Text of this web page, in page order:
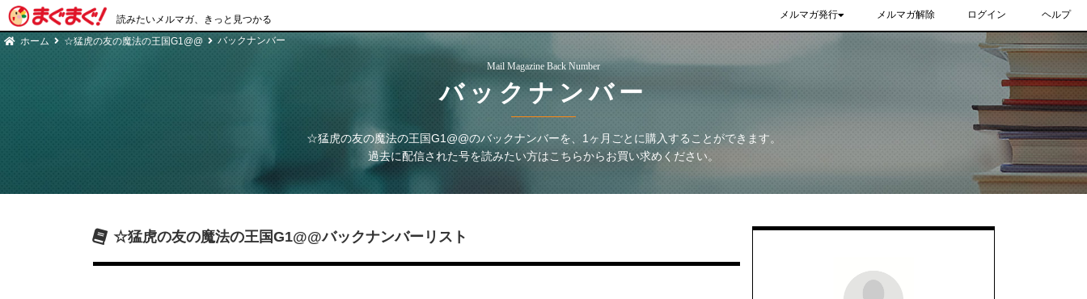
読みたいメルマガ、きっと見つかる メルマガ発行 メルマガ解除 ログイン ヘルプ
ホーム ☆猛虎の友の魔法の王国G1@@ バックナンバー
Mail Magazine Back Number
バックナンバー
☆猛虎の友の魔法の王国G1@@のバックナンバーを、1ヶ月ごとに購入することができます。
過去に配信された号を読みたい方はこちらからお買い求めください。
☆猛虎の友の魔法の王国G1@@バックナンバーリスト